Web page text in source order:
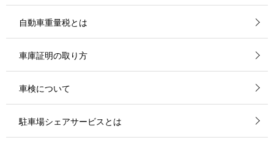
自動車重量税とは
車庫証明の取り方
車検について
駐車場シェアサービスとは